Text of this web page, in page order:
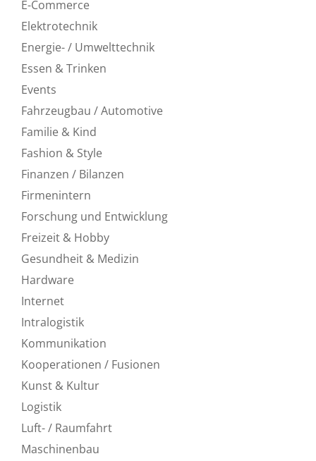
E-Commerce
Elektrotechnik
Energie- / Umwelttechnik
Essen & Trinken
Events
Fahrzeugbau / Automotive
Familie & Kind
Fashion & Style
Finanzen / Bilanzen
Firmenintern
Forschung und Entwicklung
Freizeit & Hobby
Gesundheit & Medizin
Hardware
Internet
Intralogistik
Kommunikation
Kooperationen / Fusionen
Kunst & Kultur
Logistik
Luft- / Raumfahrt
Maschinenbau